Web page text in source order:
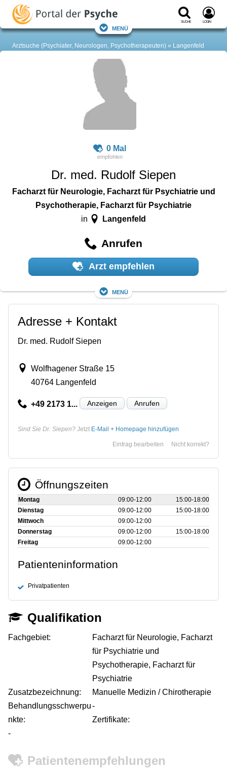
Suche Login
Menü
Arztsuche (Psychiater, Neurologen, Psychotherapeuten) Langenfeld
0 Mal
Dr. med. Rudolf Siepen
Facharzt für Neurologie, Facharzt für Psychiatrie und
Psychotherapie, Facharzt für Psychiatrie
in Langenfeld
Anrufen
Arzt empfehlen
Menü
Adresse + Kontakt
Dr. med. Rudolf Siepen
Wolfhagener Straße 15
40764 Langenfeld
+49 2173 1... Anzeigen Anrufen
Sind Sie Dr. Siepen? Jetzt E-Mail + Homepage hinzufügen
Nicht korrekt?
Eintrag bearbeiten
Öffnungszeiten
Montag 09:00‑12:00
15:00‑18:00
Dienstag
09:00‑12:00
15:00‑18:00
Mittwoch
09:00‑12:00
Donnerstag
09:00‑12:00
15:00‑18:00
Freitag
09:00‑12:00
Patienteninformation
Privatpatienten
Qualifikation
Fachgebiet:
Facharzt für Neurologie, Facharzt
für Psychiatrie und
Psychotherapie, Facharzt für
Psychiatrie
Zusatzbezeichnung:
Manuelle Medizin / Chirotherapie
Behandlungsschwerpu
nkte:
-
Zertifikate:
-
Patientenempfehlungen